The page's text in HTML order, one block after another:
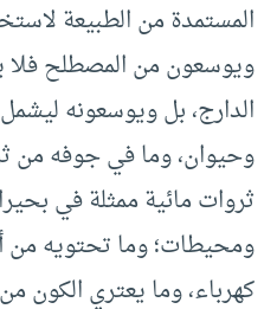
المستمدة من الطبيعة
ويوسعون من المصطلح فلا
الدارج، بل ويوسعونه
وحيوان، وما في جوفه من
ثروات مائية ممثلة في
ومحيطات؛ وما تحتويه من
كهرباء، وما يعتري الكون